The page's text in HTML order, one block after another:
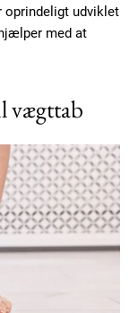
oprindeligt udviklet
med at
vægttab